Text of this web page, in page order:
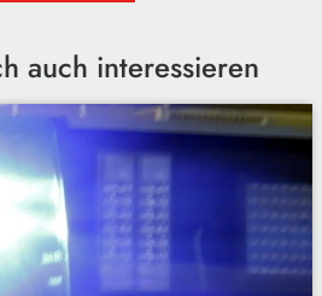
auch interessieren